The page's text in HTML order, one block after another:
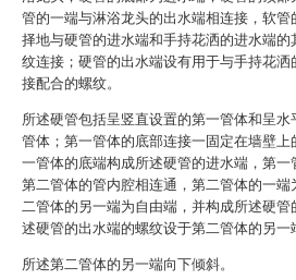
管的一端与淋浴龙头的出水端相连接，软管
择地与硬管的进水端和手持花洒的进水端的
纹连接；硬管的出水端设有用于与手持花洒
接配合的螺纹。
所述硬管包括呈竖直设置的第一管体和呈水
管体；第一管体的底部连接一固定在墙壁上
一管体的底端构成所述硬管的进水端，第一
第二管体的管内腔相连通，第二管体的一端
二管体的另一端为自由端，并构成所述硬管
述硬管的出水端的螺纹设于第二管体的另一
所述第二管体的另一端向下倾斜。